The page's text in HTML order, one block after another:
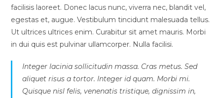
facilisis laoreet. Donec lacus nunc, viverra nec, blandit vel,
egestas et, augue. Vestibulum tincidunt malesuada tellus.
Ut ultrices ultrices enim. Curabitur sit amet mauris. Morbi
in dui quis est pulvinar ullamcorper. Nulla facilisi.
Integer lacinia sollicitudin massa. Cras metus. Sed
aliquet risus a tortor. Integer id quam. Morbi mi.
Quisque nisl felis, venenatis tristique, dignissim in,